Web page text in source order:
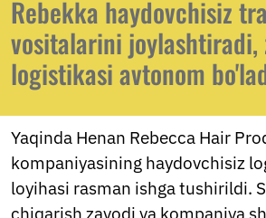
Lithuanian
Luxembou..
Macedonian
Malagasy
Malay
Maltese
Maori
Marathi
Mongolian
Burmese
Rebekka haydovchisiz
vositalarini joylashtiradi,
logistikasi avtonom
Yaqinda Henan Rebecca Hair
kompaniyasining haydovchisiz
loyihasi rasman ishga tushirildi.
chiqarish zavodi va kompaniya